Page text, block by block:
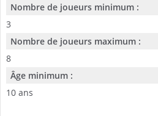
Nombre de joueurs minimum :
3
Nombre de joueurs maximum :
8
Âge minimum :
10 ans